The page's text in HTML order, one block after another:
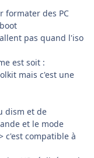
formater des PC
pas quand l'iso
est soit :
mais c'est une
dism et de
et le mode
c'est compatible à